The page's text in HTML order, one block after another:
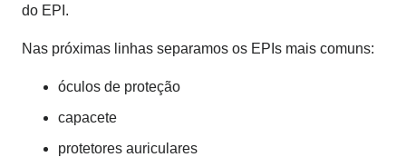
do EPI.
Nas próximas linhas separamos os EPIs mais comuns:
óculos de proteção
capacete
protetores auriculares